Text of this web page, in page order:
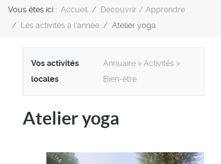
Vous êtes ici : Accueil
Découvrir / Apprendre
Les activités à l'année
Atelier yoga
Vos activités
locales
Annuaire> Activités >
Bien-être
Atelier yoga